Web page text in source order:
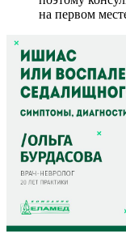
на первом